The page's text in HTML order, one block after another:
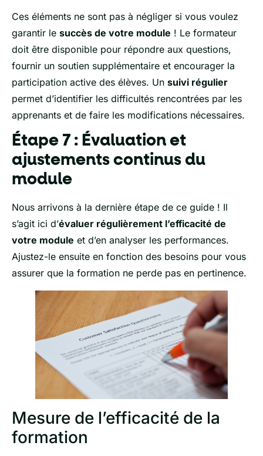
Ces éléments ne sont pas à négliger si vous voulez
garantir le succès de votre module ! Le formateur
doit être disponible pour répondre aux questions,
fournir un soutien supplémentaire et encourager la
participation active des élèves. Un suivi régulier
permet d’identifier les difficultés rencontrées par les
apprenants et de faire les modifications nécessaires.
Étape 7 : Évaluation et
ajustements continus du
module
Nous arrivons à la dernière étape de ce guide ! Il
s’agit ici d’évaluer régulièrement l’efficacité de
votre module et d’en analyser les performances.
Ajustez-le ensuite en fonction des besoins pour vous
assurer que la formation ne perde pas en pertinence.
Mesure de l’efficacité de la
formation